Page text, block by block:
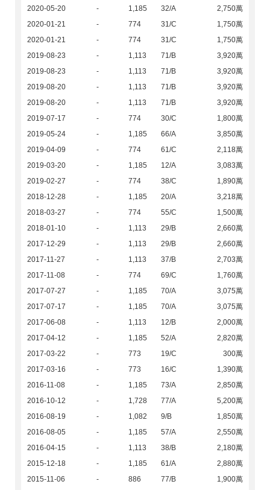
2020-05-20 - 1,185 32/A
2,750萬
2020-01-21
- 774 31/C
1,750萬
2020-01-21
- 774 31/C
1,750萬
2019-08-23
- 1,113 71/B
3,920萬
2019-08-23
- 1,113 71/B
3,920萬
2019-08-20
- 1,113 71/B
3,920萬
2019-08-20
- 1,113 71/B
3,920萬
2019-07-17
- 774 30/C
1,800萬
2019-05-24
- 1,185 66/A
3,850萬
2019-04-09
- 774 61/C
2,118萬
2019-03-20
- 1,185 12/A
3,083萬
2019-02-27
- 774 38/C
1,890萬
2018-12-28
- 1,185 20/A
3,218萬
2018-03-27
- 774 55/C
1,500萬
2018-01-10
- 1,113 29/B
2,660萬
2017-12-29
- 1,113 29/B
2,660萬
2017-11-27
- 1,113 37/B
2,703萬
2017-11-08
- 774 69/C
1,760萬
2017-07-27
- 1,185 70/A
3,075萬
2017-07-17
- 1,185 70/A
3,075萬
2017-06-08
- 1,113 12/B
2,000萬
2017-04-12
- 1,185 52/A
2,820萬
2017-03-22
- 773 19/C
300萬
2017-03-16
- 773 16/C
1,390萬
2016-11-08
- 1,185 73/A
2,850萬
2016-10-12
- 1,728 77/A
5,200萬
2016-08-19
- 1,082 9/B
1,850萬
2016-08-05
- 1,185 57/A
2,550萬
2016-04-15
- 1,113 38/B
2,180萬
2015-12-18
- 1,185 61/A
2,880萬
2015-11-06
- 886 77/B
1,900萬